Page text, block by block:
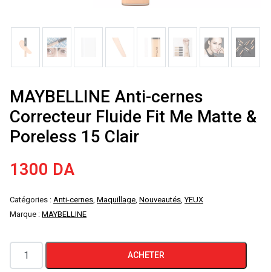
MAYBELLINE Anti-cernes
Correcteur Fluide Fit Me Matte &
Poreless 15 Clair
1300 DA
Catégories : Anti-cernes, Maquillage, Nouveautés,YEUX
Marque : MAYBELLINE
quantité
de
ACHETER